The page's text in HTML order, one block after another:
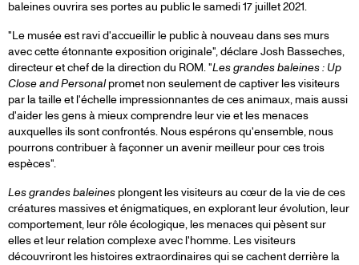
baleines ouvrira ses portes au public le samedi 17 juillet 2021.
"Le musée est ravi d'accueillir le public à nouveau dans ses murs
avec cette étonnante exposition originale", déclare Josh Basseches,
directeur et chef de la direction du ROM. "Les grandes baleines : Up
Close and Personalpromet non seulement de captiver les visiteurs
par la taille et l'échelle impressionnantes de ces animaux, mais aussi
d'aider les gens à mieux comprendre leur vie et les menaces
auxquelles ils sont confrontés. Nous espérons qu'ensemble, nous
pourrons contribuer à façonner un avenir meilleur pour ces trois
espèces".
Les grandes baleines plongent les visiteurs au cœur de la vie de ces
créatures massives et énigmatiques, en explorant leur évolution, leur
comportement, leur rôle écologique, les menaces qui pèsent sur
elles et leur relation complexe avec l'homme. Les visiteurs
découvriront les histoires extraordinaires qui se cachent derrière la